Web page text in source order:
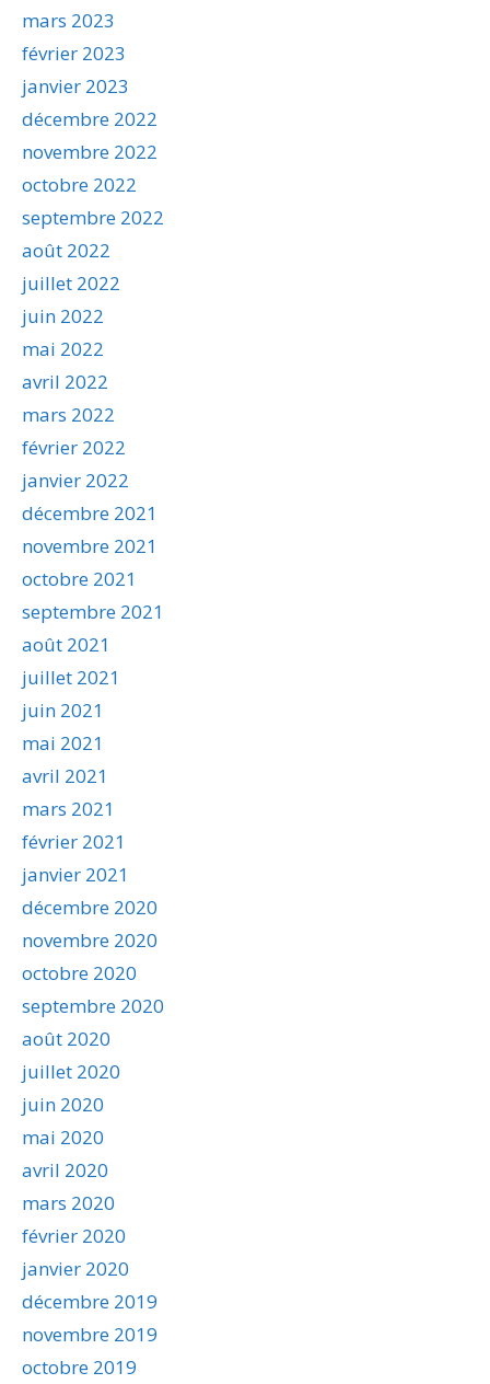
mars 2023
février 2023
janvier 2023
décembre 2022
novembre 2022
octobre 2022
septembre 2022
août 2022
juillet 2022
juin 2022
mai 2022
avril 2022
mars 2022
février 2022
janvier 2022
décembre 2021
novembre 2021
octobre 2021
septembre 2021
août 2021
juillet 2021
juin 2021
mai 2021
avril 2021
mars 2021
février 2021
janvier 2021
décembre 2020
novembre 2020
octobre 2020
septembre 2020
août 2020
juillet 2020
juin 2020
mai 2020
avril 2020
mars 2020
février 2020
janvier 2020
décembre 2019
novembre 2019
octobre 2019